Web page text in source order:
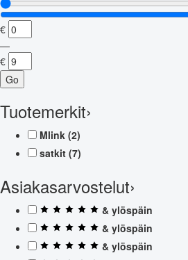
€
—
€
Go
Tuotemerkit›
Mlink (2)
satkit (7)
Asiakasarvostelut›
& ylöspäin
& ylöspäin
& ylöspäin